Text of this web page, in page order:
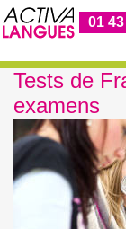
01
Tests de
examens